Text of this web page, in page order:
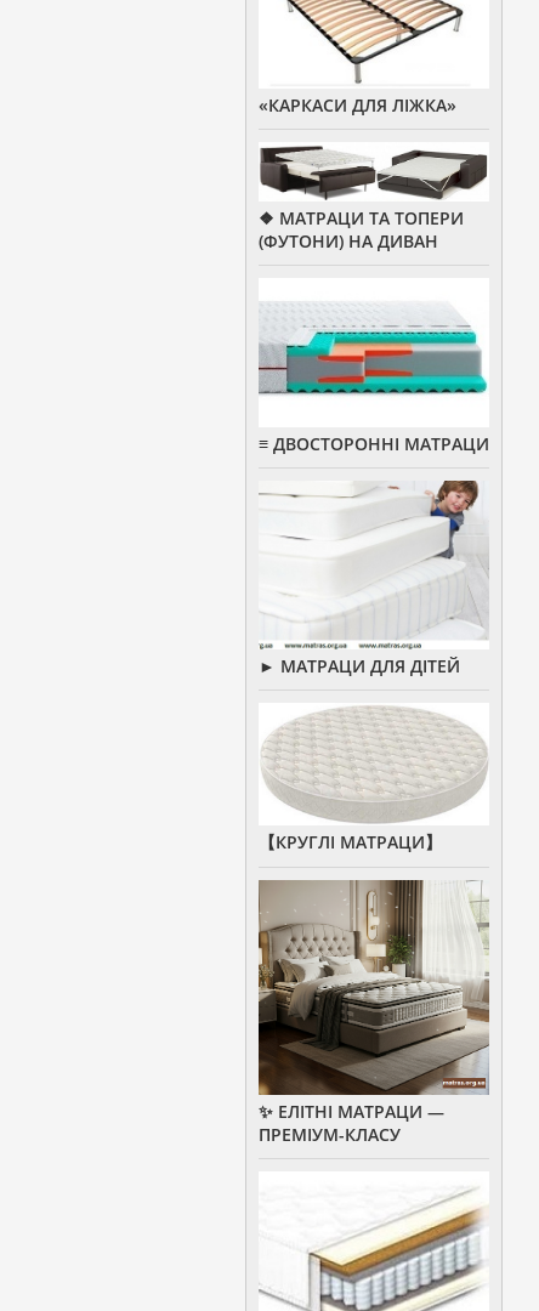
«КАРКАСИ ДЛЯ ЛІЖКА»
❖ МАТРАЦИ ТА ТОПЕРИ
(ФУТОНИ) НА ДИВАН
≡ ДВОСТОРОННІ МАТРАЦИ
► МАТРАЦИ ДЛЯ ДІТЕЙ
【КРУГЛІ МАТРАЦИ】
✨ ЕЛІТНІ МАТРАЦИ —
ПРЕМІУМ-КЛАСУ